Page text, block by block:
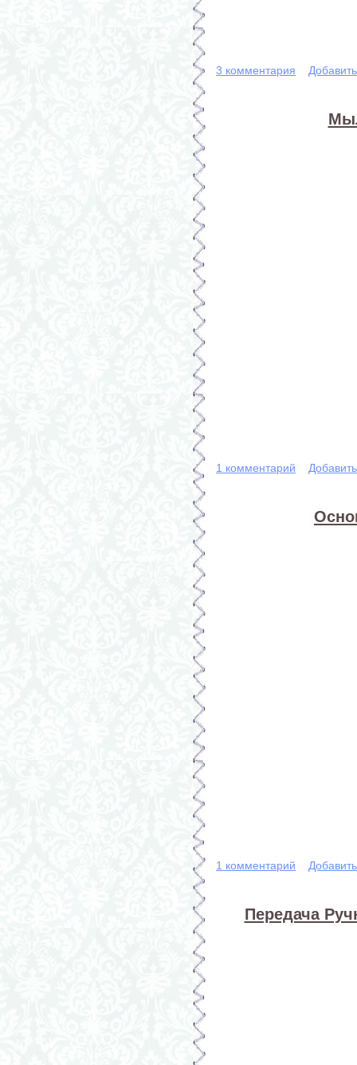
3 комментария
1 комментарий
1 комментарий
Передача